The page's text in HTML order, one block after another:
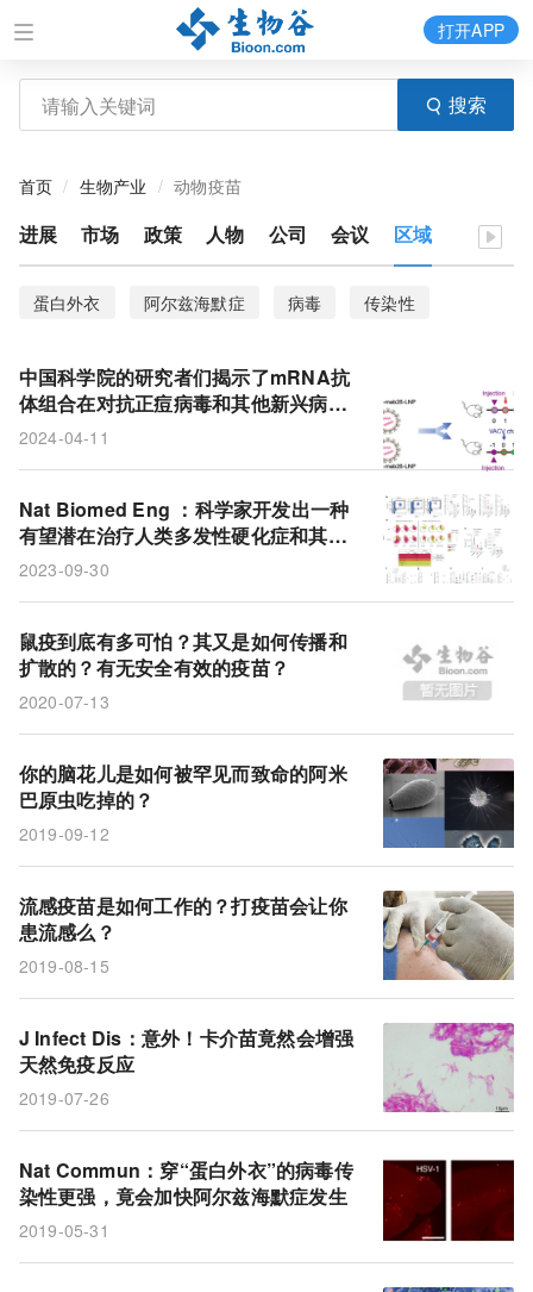
搜索
打开APP
首页 生物产业 动物疫苗
进展 市场 政策 人物 公司 会议 区域
蛋白外衣 阿尔兹海默症 病毒
传染性
HIV疫苗
肺结核 免疫治疗
卡介苗
流感疫苗
检测
鼠疫
工作原理
致命
脑花儿
发病机制
中国科学院的研究者们揭示了mRNA抗
体组合在对抗正痘病毒和其他新兴病毒
方面具有巨大潜力
2024-04-11
Nat Biomed Eng ：科学家开发出一种
有望潜在治疗人类多发性硬化症和其它
自身免疫性疾病的反向疫苗策略
2023-09-30
鼠疫到底有多可怕？其又是如何传播和
扩散的？有无安全有效的疫苗？
2020-07-13
你的脑花儿是如何被罕见而致命的阿米
巴原虫吃掉的？
2019-09-12
流感疫苗是如何工作的？打疫苗会让你
患流感么？
2019-08-15
J Infect Dis：意外！卡介苗竟然会增强
天然免疫反应
2019-07-26
Nat Commun：穿“蛋白外衣”的病毒传
染性更强，竟会加快阿尔兹海默症发生
2019-05-31